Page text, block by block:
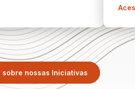
sobre nossas Iniciativas